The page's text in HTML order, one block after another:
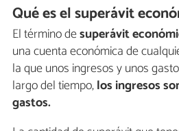
Qué es el superávit
El término desuperávit
una cuenta económica de
la que unos ingresos y unos
largo del tiempo,los ingresos
gastos.